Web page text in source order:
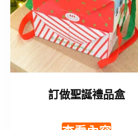
訂做聖誕禮品盒